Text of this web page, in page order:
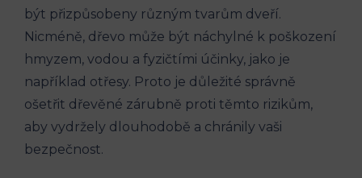
být přizpůsobeny různým tvarům dveří.
Nicméně, dřevo může být náchylné k poškození
hmyzem, vodou a fyzičtími účinky, jako je
například otřesy. Proto je důležité správně
ošetřit dřevěné zárubně proti těmto rizikům,
aby vydržely dlouhodobě a chránily vaši
bezpečnost.